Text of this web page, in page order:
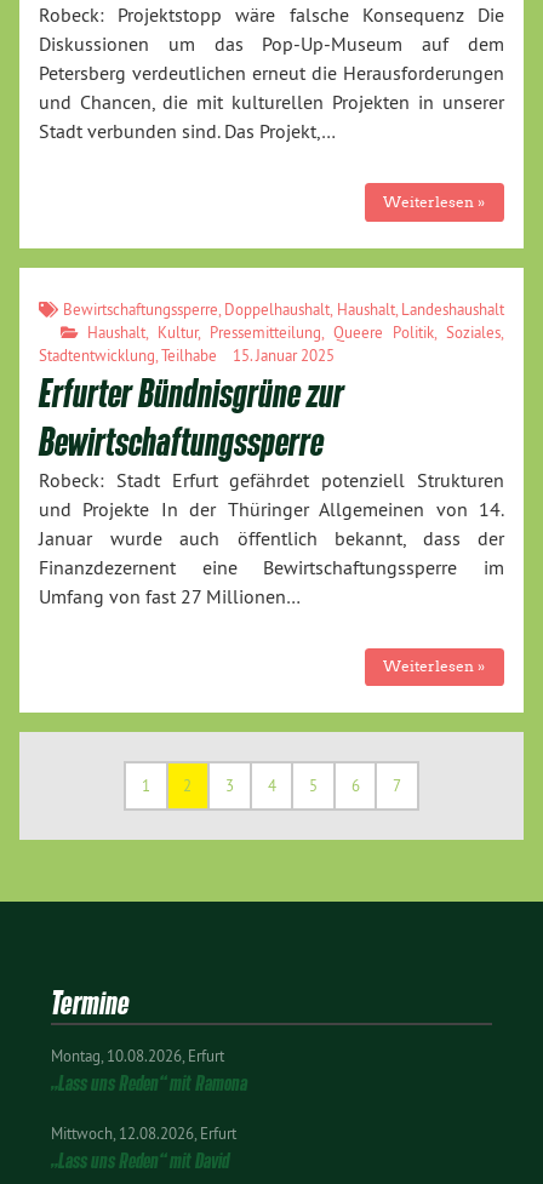
Robeck: Projektstopp wäre falsche Konsequenz Die
Diskussionen um das Pop-Up-Museum auf dem
Petersberg verdeutlichen erneut die Herausforderungen
und Chancen, die mit kulturellen Projekten in unserer
Stadt verbunden sind. Das Projekt,…
Weiterlesen »
Bewirtschaftungssperre Doppelhaushalt Haushalt, Landeshaushalt
Haushalt
Kultur, Pressemitteilung Queere Politik Soziales
Stadtentwicklung Teilhabe 15. Januar 2025
Erfurter Bündnisgrüne zur
Bewirtschaftungssperre
Robeck: Stadt Erfurt gefährdet potenziell Strukturen
und Projekte In der Thüringer Allgemeinen von 14.
Januar wurde auch öffentlich bekannt, dass der
Finanzdezernent eine Bewirtschaftungssperre im
Umfang von fast 27 Millionen…
Weiterlesen »
1 2 3 4 5 6 7
Termine
Montag 10.08.2026 Erfurt
„Lass uns Reden“ mit Ramona
Mittwoch 12.08.2026 Erfurt
„Lass uns Reden“ mit David